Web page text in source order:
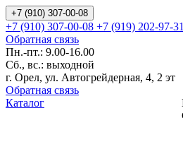
+7 (910) 307-00-08
+7 (910) 307-00-08 +7 (919) 202-97-31
Обратная связь
Пн.-пт.: 9.00-16.00
Сб., вс.: выходной
г. Орел, ул. Автогрейдерная, 4, 2 эт
Обратная связь
Каталог